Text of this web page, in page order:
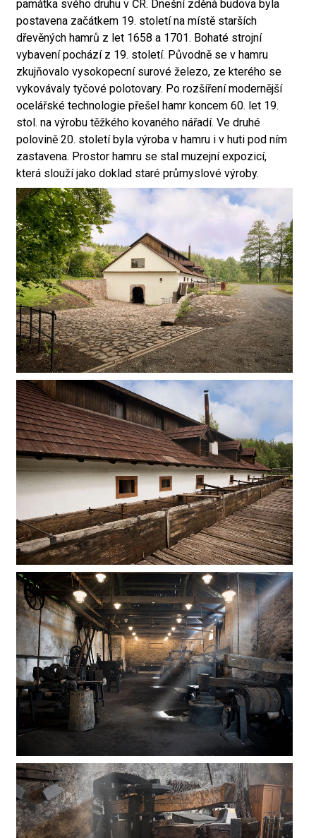
památka svého druhu v ČR. Dnešní zděná budova byla
postavena začátkem 19. století na místě starších
dřevěných hamrů z let 1658 a 1701. Bohaté strojní
vybavení pochází z 19. století. Původně se v hamru
zkujňovalo vysokopecní surové železo, ze kterého se
vykovávaly tyčové polotovary. Po rozšíření modernější
ocelářské technologie přešel hamr koncem 60. let 19.
stol. na výrobu těžkého kovaného nářadí. Ve druhé
polovině 20. století byla výroba v hamru i v huti pod ním
zastavena. Prostor hamru se stal muzejní expozicí,
která slouží jako doklad staré průmyslové výroby.